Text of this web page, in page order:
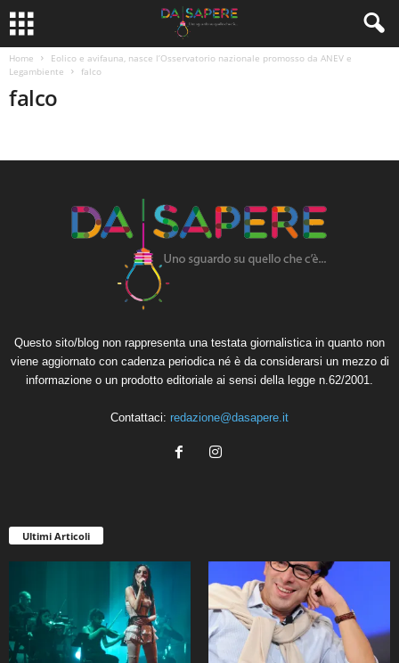
Home
Eolico e avifauna, nasce l’Osservatorio nazionale promosso da ANEV e
Legambiente
falco
falco
Questo sito/blog non rappresenta una testata giornalistica in quanto non
viene aggiornato con cadenza periodica né è da considerarsi un mezzo di
informazione o un prodotto editoriale ai sensi della legge n.62/2001.
Contattaci: redazione@dasapere.it
Ultimi Articoli